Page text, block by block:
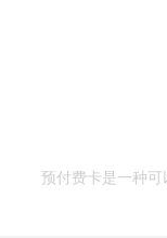
预付费卡是一种可